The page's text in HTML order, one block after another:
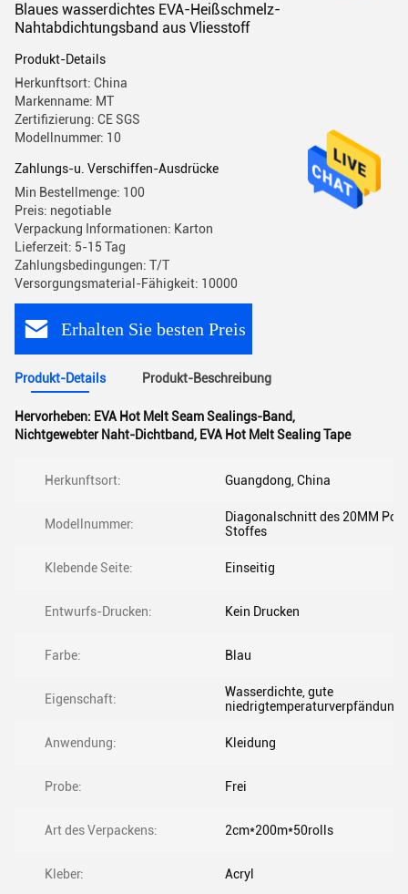
Blaues wasserdichtes EVA-Heißschmelz-
Nahtabdichtungsband aus Vliesstoff
Produkt-Details
Herkunftsort: China
Markenname: MT
Zertifizierung: CE SGS
Modellnummer: 10
Zahlungs-u. Verschiffen-Ausdrücke
Min Bestellmenge: 100
Preis: negotiable
Verpackung Informationen: Karton
Lieferzeit: 5-15 Tag
Zahlungsbedingungen: T/T
Versorgungsmaterial-Fähigkeit: 10000
Erhalten Sie besten Preis
Produkt-Details Produkt-Beschreibung
Hervorheben: EVA Hot Melt Seam Sealings-Band,
Nichtgewebter Naht-Dichtband, EVA Hot Melt Sealing Tape
Herkunftsort: Guangdong, China
Modellnummer:
Diagonalschnitt des 20MM
Stoffes
Klebende Seite: Einseitig
Entwurfs-Drucken: Kein Drucken
Farbe: Blau
Eigenschaft:
Wasserdichte, gute
Anwendung: Kleidung
Probe: Frei
Art des Verpackens: 2cm*200m*50rolls
Kleber: Acryl